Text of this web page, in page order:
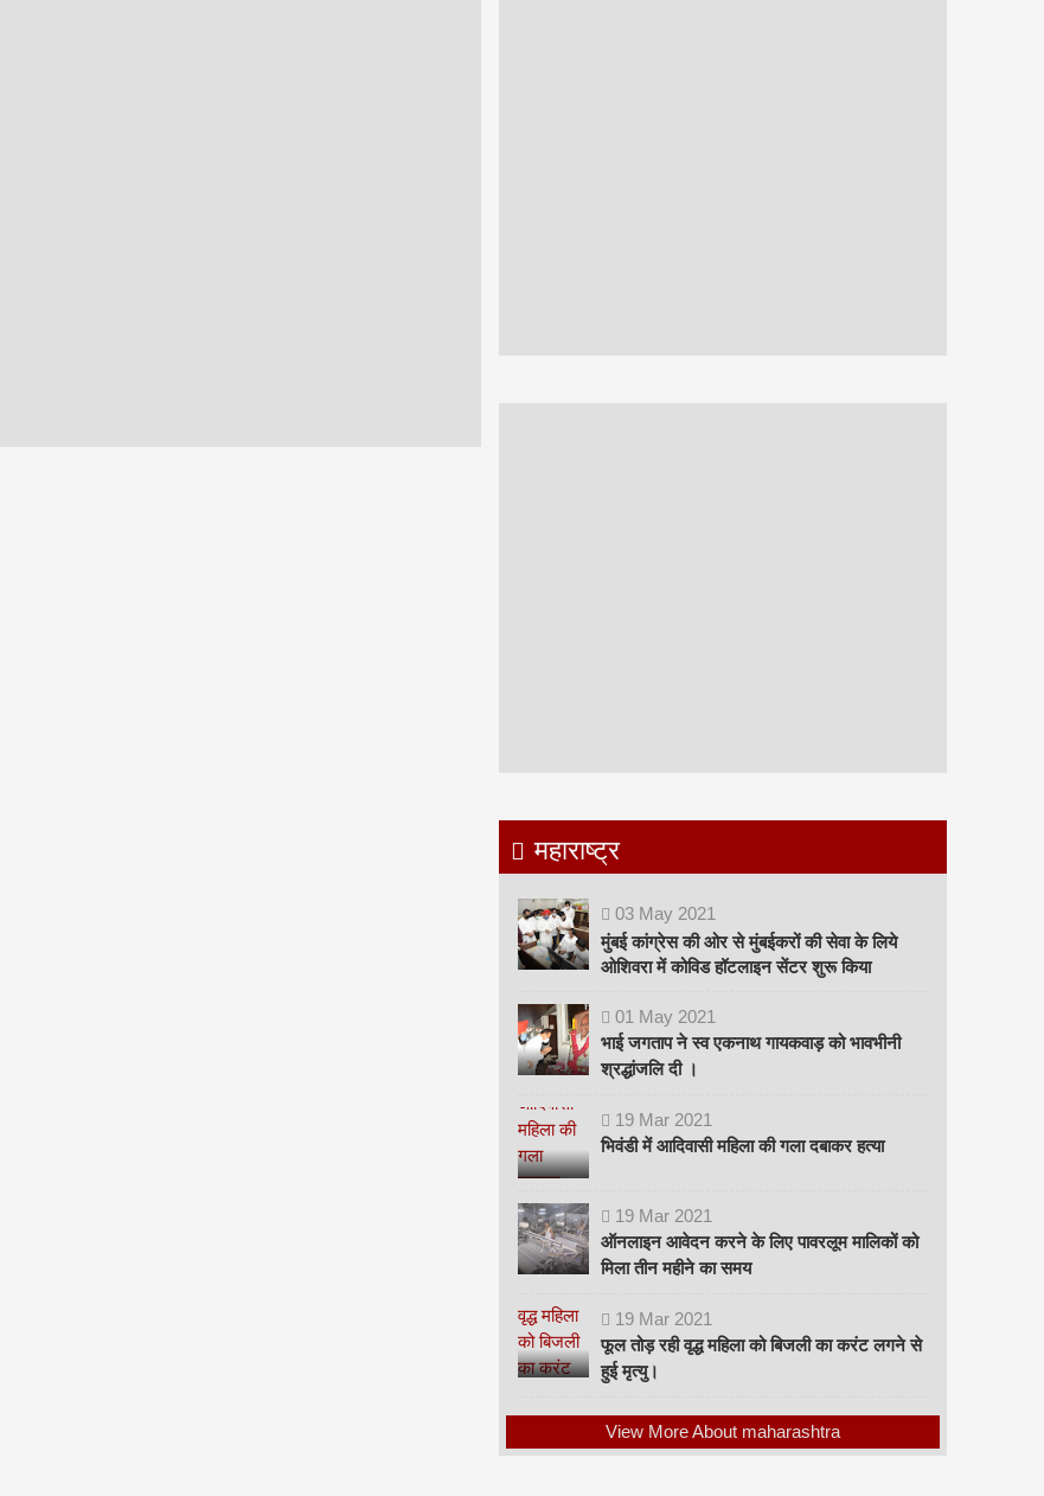
महाराष्ट्र
03 May 2021
मुंबई कांग्रेस की ओर से मुंबईकरों की सेवा के लिये
ओशिवरा में कोविड हॉटलाइन सेंटर शुरू किया
01 May 2021
भाई जगताप ने स्व एकनाथ गायकवाड़ को भावभीनी
श्रद्धांजलि दी ।
19 Mar 2021
भिवंडी में आदिवासी महिला की गला दबाकर हत्या
19 Mar 2021
ऑनलाइन आवेदन करने के लिए पावरलूम मालिकों को
मिला तीन महीने का समय
19 Mar 2021
फूल तोड़ रही वृद्ध महिला को बिजली का करंट लगने से
हुई मृत्यु।
View More About maharashtra